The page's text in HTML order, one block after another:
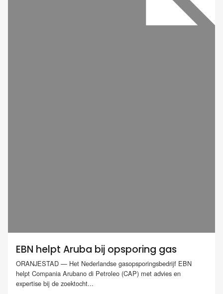
EBN helpt Aruba bij opsporing gas
ORANJESTAD — Het Nederlandse gasopsporingsbedrijf EBN
helpt Compania Arubano di Petroleo (CAP) met advies en
expertise bij de zoektocht...